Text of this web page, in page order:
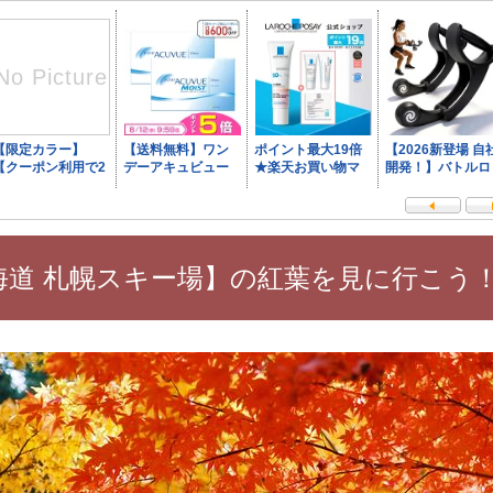
道 札幌スキー場】の紅葉を見に行こう